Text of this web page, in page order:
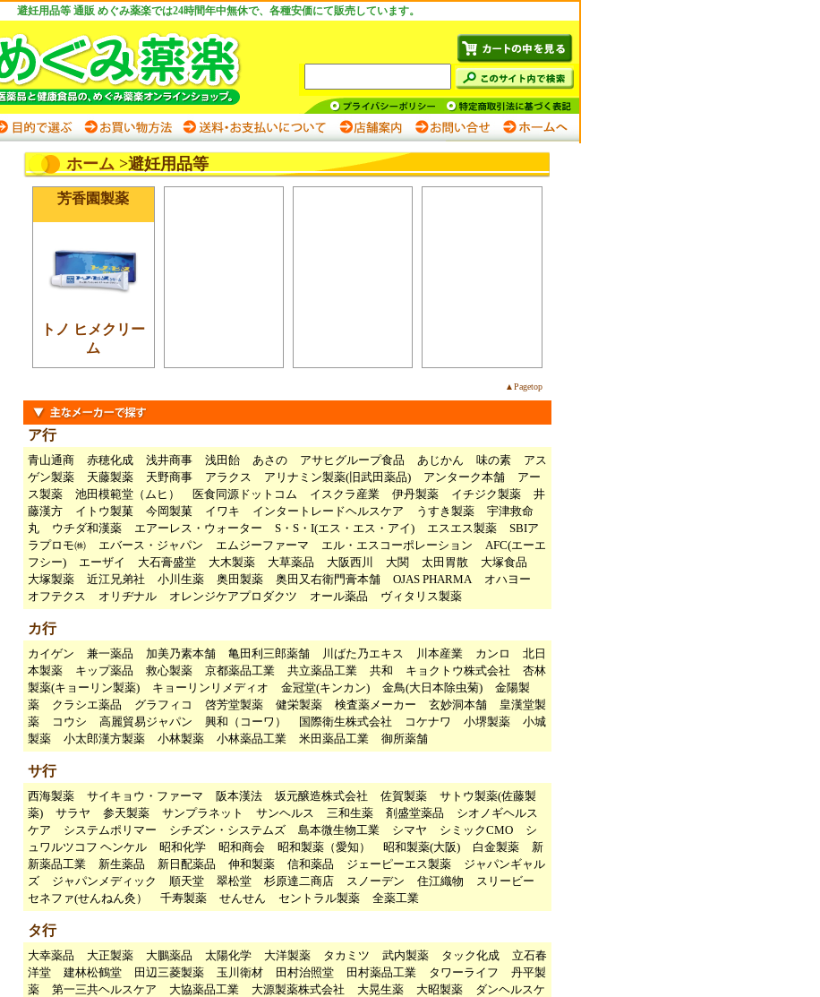
避妊用品等 通販 めぐみ薬楽では24時間年中無休で、各種安価にて販売しています。
ホーム>避妊用品等
芳香園製薬
トノ ヒメクリー
ム
▲Pagetop
ア行
青山通商 赤穂化成 浅井商事 浅田飴 あさの アサヒグループ食品 あじかん 味の素
アス
ゲン製薬
天藤製薬 天野商事 アラクス アリナミン製薬(旧武田薬品) アンターク本舗
アー
ス製薬
池田模範堂（ムヒ） 医食同源ドットコム イスクラ産業 伊丹製薬 イチジク製薬
井
藤漢方
イトウ製菓 今岡製菓 イワキ インタートレードヘルスケア うすき製薬
宇津救命
丸
ウチダ和漢薬 エアーレス・ウォーター S・S・I(エス・エス・アイ) エスエス製薬
SBIア
ラプロモ㈱
エバース・ジャパン エムジーファーマ エル・エスコーポレーション
AFC(エーエ
フシー)
エーザイ 大石膏盛堂 大木製薬 大草薬品 大阪西川 大関 太田胃散
大塚食品
大塚製薬
近江兄弟社 小川生薬 奥田製薬 奥田又右衛門膏本舗 OJAS PHARMA
オハヨー
オフテクス
オリヂナル オレンジケアプロダクツ オール薬品 ヴィタリス製薬
カ行
カイゲン 兼一薬品 加美乃素本舗 亀田利三郎薬舗 川ばた乃エキス 川本産業 カンロ
北日
本製薬
キップ薬品 救心製薬 京都薬品工業 共立薬品工業 共和 キョクトウ株式会社
杏林
製薬(キョーリン製薬)
キョーリンリメディオ 金冠堂(キンカン) 金鳥(大日本除虫菊)
金陽製
薬
クラシエ薬品 グラフィコ 啓芳堂製薬 健栄製薬 検査薬メーカー 玄妙洞本舗
皇漢堂製
薬
コウシ 高麗貿易ジャパン 興和（コーワ） 国際衛生株式会社 コケナワ 小堺製薬
小城
製薬
小太郎漢方製薬 小林製薬 小林薬品工業 米田薬品工業 御所薬舗
サ行
西海製薬 サイキョウ・ファーマ 阪本漢法 坂元醸造株式会社 佐賀製薬
サトウ製薬(佐藤製
薬)
サラヤ 参天製薬 サンプラネット サンヘルス 三和生薬 剤盛堂薬品
シオノギヘルス
ケア
システムポリマー シチズン・システムズ 島本微生物工業 シマヤ シミックCMO
シ
ュワルツコフ ヘンケル
昭和化学 昭和商会 昭和製薬（愛知） 昭和製薬(大阪) 白金製薬
新
新薬品工業
新生薬品 新日配薬品 伸和製薬 信和薬品 ジェーピーエス製薬
ジャパンギャル
ズ
ジャパンメディック 順天堂 翠松堂 杉原達二商店 スノーデン 住江織物
スリービー
セネファ(せんねん灸）
千寿製薬 せんせん セントラル製薬 全薬工業
タ行
大幸薬品 大正製薬 大鵬薬品 太陽化学 大洋製薬 タカミツ 武内製薬 タック化成
立石春
洋堂
建林松鶴堂 田辺三菱製薬 玉川衛材 田村治照堂 田村薬品工業 タワーライフ
丹平製
薬
第一三共ヘルスケア 大協薬品工業 大源製薬株式会社 大晃生薬 大昭製薬
ダンヘルスケ